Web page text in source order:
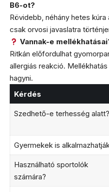
B6-ot?
Rövidebb, néhány hetes
csak orvosi javaslatra
Vannak-e
Ritkán előfordulhat
allergiás reakció.
hagyni.
Kérdés
Szedhető-e terhesség alatt?
Gyermekek is
Használható sportolók
számára?